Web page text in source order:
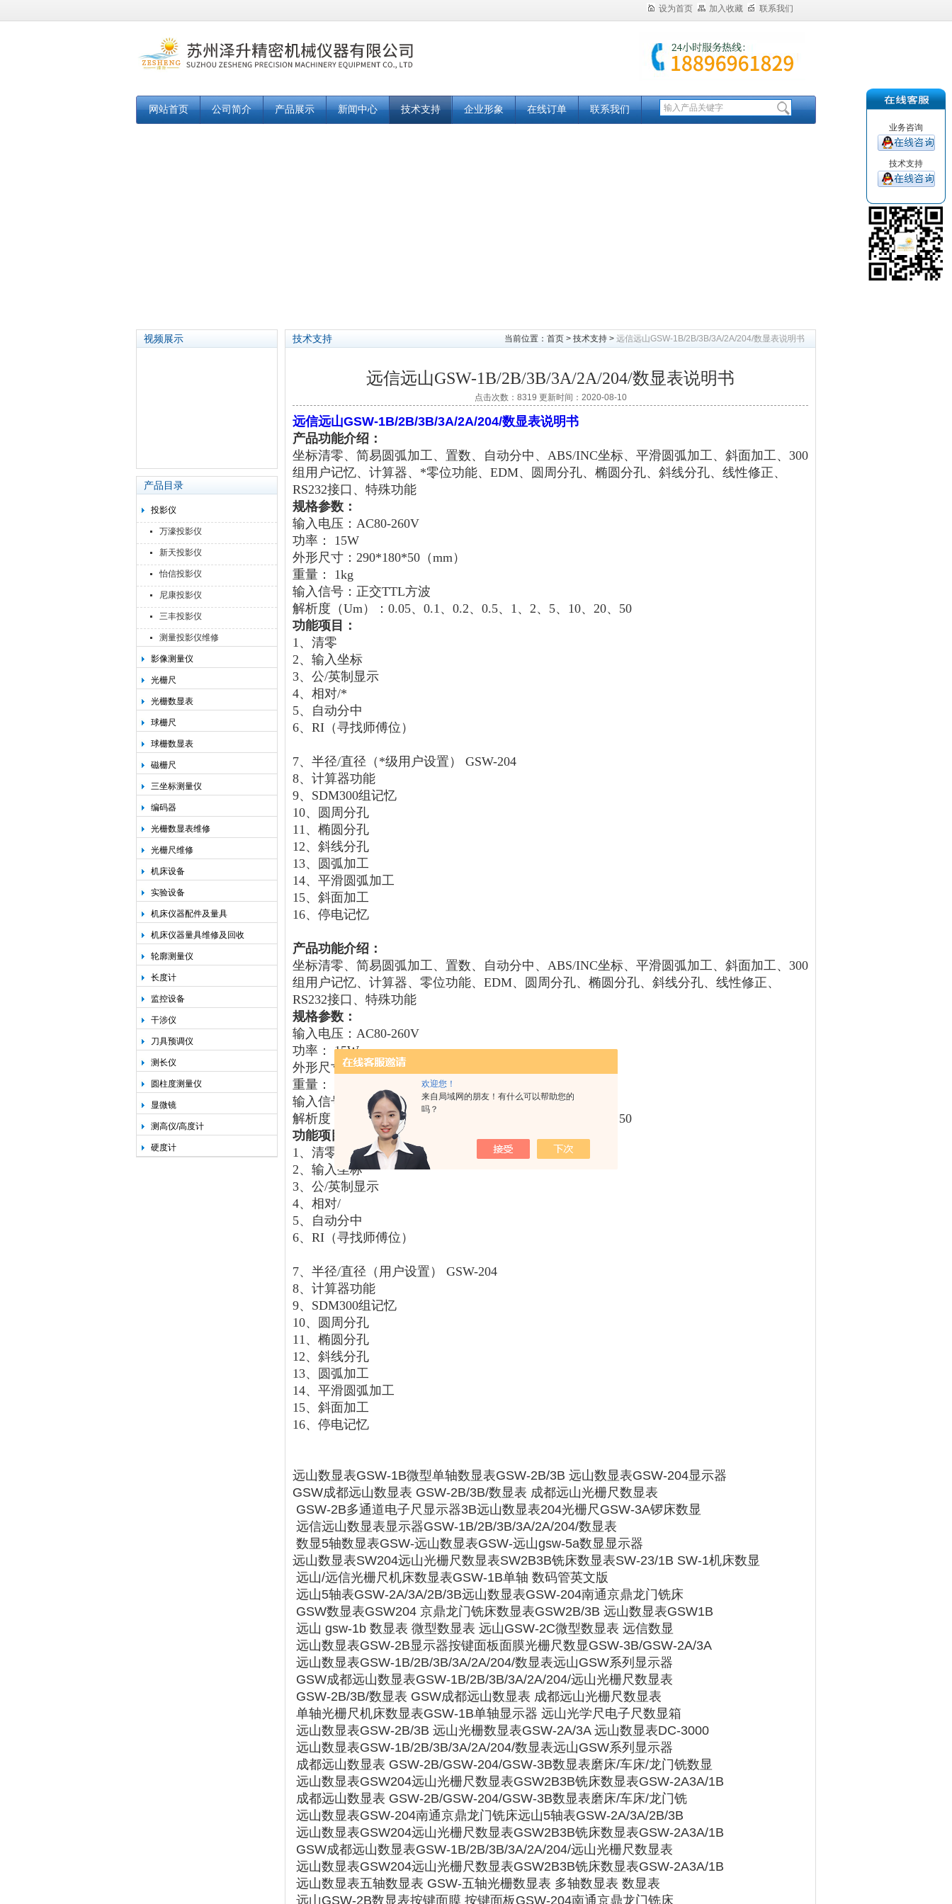
欢迎您！
来自局域网的朋友！有什么可以帮助您的
吗？
设为首页 加入收藏 联系我们
网站首页 公司简介 产品展示 新闻中心 技术支持 企业形象 在线订单 联系我们
视频展示
产品目录
投影仪
万濠投影仪
新天投影仪
怡信投影仪
尼康投影仪
三丰投影仪
测量投影仪维修
影像测量仪
光栅尺
光栅数显表
球栅尺
球栅数显表
磁栅尺
三坐标测量仪
编码器
光栅数显表维修
光栅尺维修
机床设备
实验设备
机床仪器配件及量具
机床仪器量具维修及回收
轮廓测量仪
长度计
监控设备
干涉仪
刀具预调仪
测长仪
圆柱度测量仪
显微镜
测高仪/高度计
硬度计
技术支持 当前位置： 首页 > 技术支持 > 远信远山GSW-1B/2B/3B/3A/2A/204/数显表说明书
远信远山GSW-1B/2B/3B/3A/2A/204/数显表说明书
点击次数：8319 更新时间：2020-08-10
远信远山GSW-1B/2B/3B/3A/2A/204/数显表说明书
产品功能介绍：
坐标清零、简易圆弧加工、置数、自动分中、ABS/INC坐标、平滑圆弧加工、斜面加工、300
组用户记忆、计算器、*零位功能、EDM、圆周分孔、椭圆分孔、斜线分孔、线性修正、
RS232接口、特殊功能
规格参数：
输入电压：AC80-260V
功率： 15W
外形尺寸：290*180*50（mm）
重量： 1kg
输入信号：正交TTL方波
解析度（Um）：0.05、0.1、0.2、0.5、1、2、5、10、20、50
功能项目：
1、清零
2、输入坐标
3、公/英制显示
4、相对/*
5、自动分中
6、RI（寻找师傅位）
7、半径/直径（*级用户设置） GSW-204
8、计算器功能
9、SDM300组记忆
10、圆周分孔
11、椭圆分孔
12、斜线分孔
13、圆弧加工
14、平滑圆弧加工
15、斜面加工
16、停电记忆
产品功能介绍：
坐标清零、简易圆弧加工、置数、自动分中、ABS/INC坐标、平滑圆弧加工、斜面加工、300
组用户记忆、计算器、零位功能、EDM、圆周分孔、椭圆分孔、斜线分孔、线性修正、
RS232接口、特殊功能
规格参数：
输入电压：AC80-260V
功率： 15W
外形尺寸：290*180*50（mm）
重量： 1kg
输入信号：正交TTL方波
解析度（Um）：0.05、0.1、0.2、0.5、1、2、5、10、20、50
功能项目：
1、清零
2、输入坐标
3、公/英制显示
4、相对/
5、自动分中
6、RI（寻找师傅位）
7、半径/直径（用户设置） GSW-204
8、计算器功能
9、SDM300组记忆
10、圆周分孔
11、椭圆分孔
12、斜线分孔
13、圆弧加工
14、平滑圆弧加工
15、斜面加工
16、停电记忆
远山数显表GSW-1B微型单轴数显表GSW-2B/3B 远山数显表GSW-204显示器
GSW成都远山数显表 GSW-2B/3B/数显表 成都远山光栅尺数显表
GSW-2B多通道电子尺显示器3B远山数显表204光栅尺GSW-3A锣床数显
远信远山数显表显示器GSW-1B/2B/3B/3A/2A/204/数显表
数显5轴数显表GSW-远山数显表GSW-远山gsw-5a数显显示器
远山数显表SW204远山光栅尺数显表SW2B3B铣床数显表SW-23/1B SW-1机床数显
远山/远信光栅尺机床数显表GSW-1B单轴 数码管英文版
远山5轴表GSW-2A/3A/2B/3B远山数显表GSW-204南通京鼎龙门铣床
GSW数显表GSW204 京鼎龙门铣床数显表GSW2B/3B 远山数显表GSW1B
远山 gsw-1b 数显表 微型数显表 远山GSW-2C微型数显表 远信数显
远山数显表GSW-2B显示器按键面板面膜光栅尺数显GSW-3B/GSW-2A/3A
远山数显表GSW-1B/2B/3B/3A/2A/204/数显表远山GSW系列显示器
GSW成都远山数显表GSW-1B/2B/3B/3A/2A/204/远山光栅尺数显表
GSW-2B/3B/数显表 GSW成都远山数显表 成都远山光栅尺数显表
单轴光栅尺机床数显表GSW-1B单轴显示器 远山光学尺电子尺数显箱
远山数显表GSW-2B/3B 远山光栅数显表GSW-2A/3A 远山数显表DC-3000
远山数显表GSW-1B/2B/3B/3A/2A/204/数显表远山GSW系列显示器
成都远山数显表 GSW-2B/GSW-204/GSW-3B数显表磨床/车床/龙门铣数显
远山数显表GSW204远山光栅尺数显表GSW2B3B铣床数显表GSW-2A3A/1B
成都远山数显表 GSW-2B/GSW-204/GSW-3B数显表磨床/车床/龙门铣
远山数显表GSW-204南通京鼎龙门铣床远山5轴表GSW-2A/3A/2B/3B
远山数显表GSW204远山光栅尺数显表GSW2B3B铣床数显表GSW-2A3A/1B
GSW成都远山数显表GSW-1B/2B/3B/3A/2A/204/远山光栅尺数显表
远山数显表GSW204远山光栅尺数显表GSW2B3B铣床数显表GSW-2A3A/1B
远山数显表五轴数显表 GSW-五轴光栅数显表 多轴数显表 数显表
远山GSW-2B数显表按键面膜 按键面板GSW-204南通京鼎龙门铣床
业务咨询
技术支持